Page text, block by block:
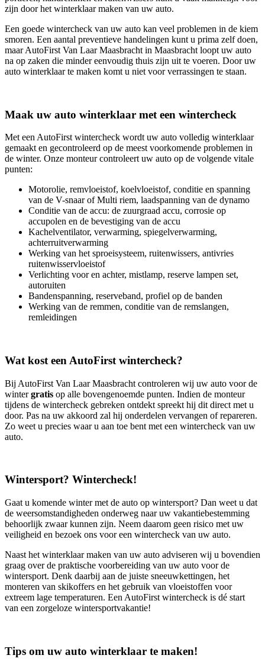
zijn door het winterklaar maken van uw auto.
Een goede wintercheck van uw auto kan veel problemen in de kiem
smoren. Een aantal preventieve handelingen kunt u prima zelf doen,
maar AutoFirst Van Laar Maasbracht in Maasbracht loopt uw auto
na op zaken die minder eenvoudig thuis zijn uit te voeren. Door uw
auto winterklaar te maken komt u niet voor verrassingen te staan.
Maak uw auto winterklaar met een wintercheck
Met een AutoFirst wintercheck wordt uw auto volledig winterklaar
gemaakt en gecontroleerd op de meest voorkomende problemen in
de winter. Onze monteur controleert uw auto op de volgende vitale
punten:
Motorolie, remvloeistof, koelvloeistof, conditie en spanning
van de V-snaar of Multi riem, laadspanning van de dynamo
Conditie van de accu: de zuurgraad accu, corrosie op
accupolen en de bevestiging van de accu
Kachelventilator, verwarming, spiegelverwarming,
achterruitverwarming
Werking van het sproeisysteem, ruitenwissers, antivries
ruitenwisservloeistof
Verlichting voor en achter, mistlamp, reserve lampen set,
autoruiten
Bandenspanning, reserveband, profiel op de banden
Werking van de remmen, conditie van de remslangen,
remleidingen
Wat kost een AutoFirst wintercheck?
Bij AutoFirst Van Laar Maasbracht controleren wij uw auto voor de
wintergratis op alle bovengenoemde punten. Indien de monteur
tijdens de wintercheck gebreken ontdekt spreekt hij dit direct met u
door. Pas na uw akkoord zal hij onderdelen vervangen of repareren.
Zo weet u precies waar u aan toe bent met een wintercheck van uw
auto.
Wintersport? Wintercheck!
Gaat u komende winter met de auto op wintersport? Dan weet u dat
de weersomstandigheden onderweg naar uw vakantiebestemming
behoorlijk zwaar kunnen zijn. Neem daarom geen risico met uw
veiligheid en bezoek ons voor een wintercheck van uw auto.
Naast het winterklaar maken van uw auto adviseren wij u bovendien
graag over de praktische voorbereiding van uw auto voor de
wintersport. Denk daarbij aan de juiste sneeuwkettingen, het
monteren van skikoffers en het gebruik van vloeistoffen voor
extreem lage temperaturen. Een AutoFirst wintercheck is dé start
van een zorgeloze wintersportvakantie!
Tips om uw auto winterklaar te maken!